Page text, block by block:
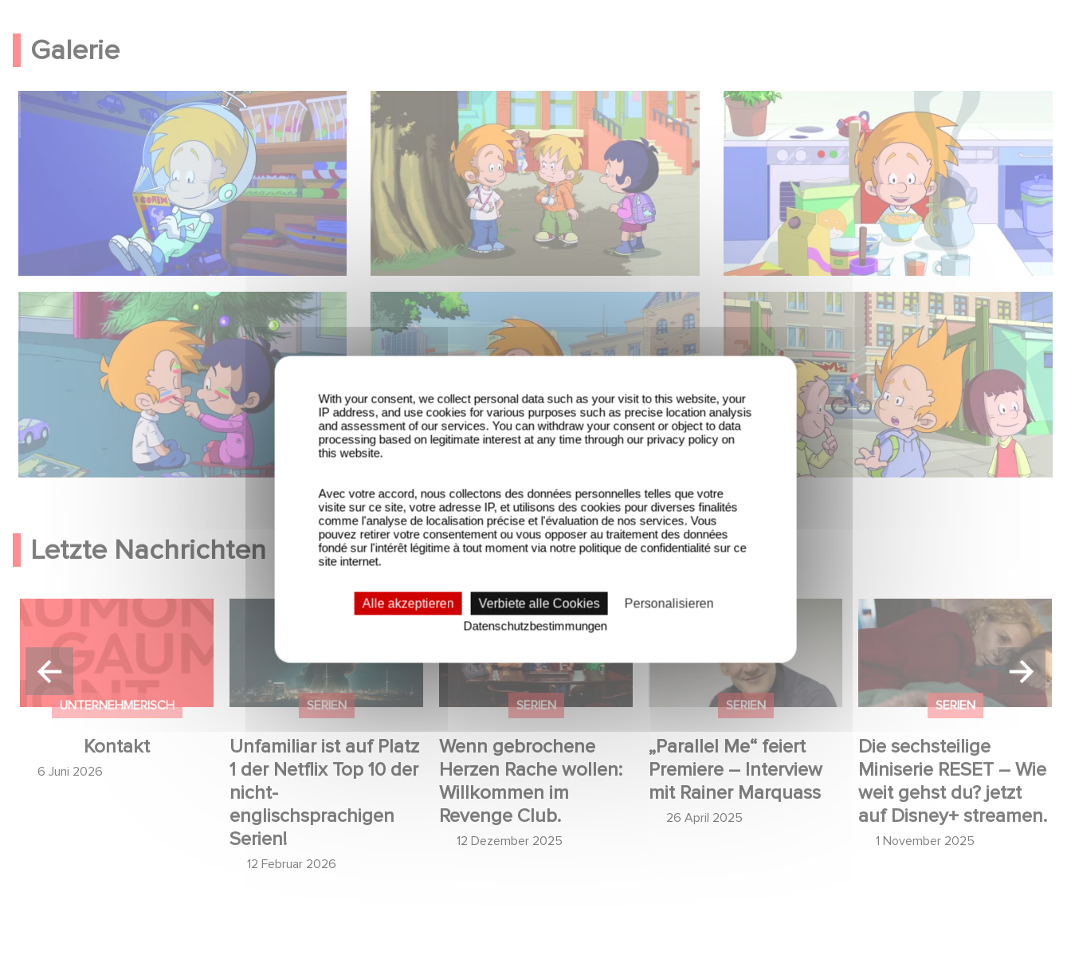
Galerie
Letzte Nachrichten
UNTERNEHMERISCH
Kontakt
6 Juni 2026
SERIEN
Unfamiliar ist auf Platz
1 der Netflix Top 10 der
nicht-
englischsprachigen
Serien!
12 Februar 2026
Unfamiliar ist auf Platz 1 der
englischsprachigen Serien!
SERIEN
Wenn gebrochene
Herzen Rache wollen:
Willkommen im
Revenge Club.
12 Dezember 2025
Wenn gebrochene Herzen
Rache wollen: Willkommen
im Revenge Club.
SERIEN
„Parallel Me“ feiert
Premiere – Interview
mit Rainer Marquass
26 April 2025
„Parallel Me“ feiert Premiere
Marquass
SERIEN
Die sechsteilige
Miniserie RESET – Wie
weit gehst du? jetzt
auf Disney+ streamen.
1 November 2025
Die sechsteilige Miniserie
RESET – Wie weit gehst
du? jetzt auf Disney+
streamen.
With your consent, we collect personal data such as your visit to this website, your
IP address, and use cookies for various purposes such as precise location analysis
and assessment of our services. You can withdraw your consent or object to data
processing based on legitimate interest at any time through our privacy policy on
this website.
Avec votre accord, nous collectons des données personnelles telles que votre
visite sur ce site, votre adresse IP, et utilisons des cookies pour diverses finalités
comme l'analyse de localisation précise et l'évaluation de nos services. Vous
pouvez retirer votre consentement ou vous opposer au traitement des données
fondé sur l'intérêt légitime à tout moment via notre politique de confidentialité sur ce
site internet.
Alle akzeptieren Verbiete alle Cookies
Personalisieren
Datenschutzbestimmungen